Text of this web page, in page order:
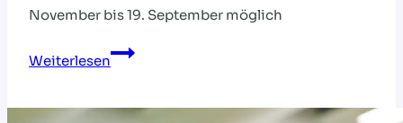
November bis 19. September möglich
Weiterlesen
Last